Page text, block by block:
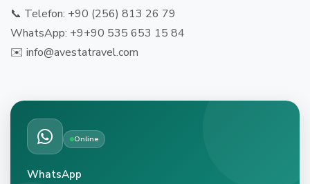
📞 Telefon: +90 (256) 813 26 79
WhatsApp: +9+90 535 653 15 84
✉️ info@avestatravel.com
Online
WhatsApp